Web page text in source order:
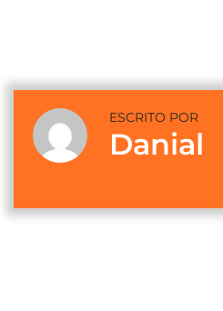
ESCRITO POR
Danial